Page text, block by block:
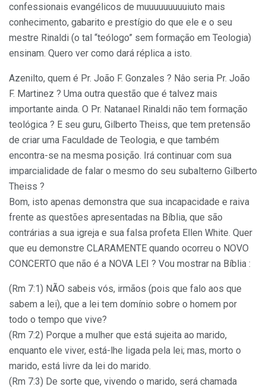
confessionais evangélicos de muuuuuuuuuiuto mais
conhecimento, gabarito e prestígio do que ele e o seu
mestre Rinaldi (o tal “teólogo” sem formação em Teologia)
ensinam. Quero ver como dará réplica a isto.
Azenilto, quem é Pr. João F. Gonzales ? Nâo seria Pr. João
F. Martinez ? Uma outra questão que é talvez mais
importante ainda. O Pr. Natanael Rinaldi não tem formação
teológica ? E seu guru, Gilberto Theiss, que tem pretensão
de criar uma Faculdade de Teologia, e que também
encontra-se na mesma posição. Irá continuar com sua
imparcialidade de falar o mesmo do seu subalterno Gilberto
Theiss ?
Bom, isto apenas demonstra que sua incapacidade e raiva
frente as questões apresentadas na Bíblia, que são
contrárias a sua igreja e sua falsa profeta Ellen White. Quer
que eu demonstre CLARAMENTE quando ocorreu o NOVO
CONCERTO que não é a NOVA LEI ? Vou mostrar na Bíblia :
(Rm 7:1) NÃO sabeis vós, irmãos (pois que falo aos que
sabem a lei), que a lei tem domínio sobre o homem por
todo o tempo que vive?
(Rm 7:2) Porque a mulher que está sujeita ao marido,
enquanto ele viver, está-lhe ligada pela lei; mas, morto o
marido, está livre da lei do marido.
(Rm 7:3) De sorte que, vivendo o marido, será chamada